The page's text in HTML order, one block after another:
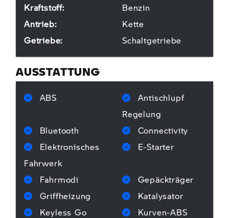
Kraftstoff:
Benzin
Antrieb:
Kette
Getriebe:
Schaltgetriebe
AUSSTATTUNG
ABS
Antischlupf
Regelung
Bluetooth
Connectivity
Elektronisches
Fahrwerk
E-Starter
Fahrmodi
Gepäckträger
Griffheizung
Katalysator
Keyless Go
Kurven-ABS